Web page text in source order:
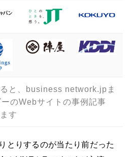
と、business network.jpま
のWebサイトの事例記事
す
とりするのが当たり前だった